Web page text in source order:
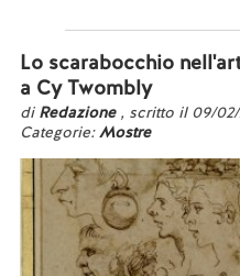
Lo scarabocchio
a Cy Twombly
di Redazione , scritto il 09/02/
Categorie:Mostre